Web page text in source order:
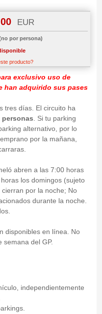
EUR
por persona)
producto?
exclusivo uso de
han adquirido sus pases
tres días. El circuito ha
personas . Si tu parking
alternativo, por lo
por la mañana,
abren a las 7:00 horas
los domingos (sujeto
por la noche; No
durante la noche.
disponibles en línea. No
semana del GP.
independientemente